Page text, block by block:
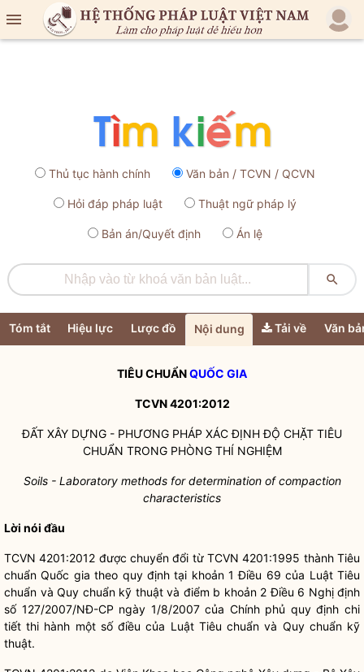

Thủ tục hành chính Văn bản / TCVN / QCVN
Hỏi đáp pháp luật Thuật ngữ pháp lý
Bản án/Quyết định Án lệ

Tóm tắt Hiệu lực Lược đồ Nội dung Tải về Văn
TIÊU CHUẨNQUỐC GIA
TCVN 4201:2012
ĐẤT XÂY DỰNG - PHƯƠNG PHÁP XÁC ĐỊNH ĐỘ CHẶT TIÊU
CHUẨN TRONG PHÒNG THÍ NGHIỆM
Soils - Laboratory methods for determination of compaction
characteristics
Lời nói đầu
TCVN 4201:2012 được chuyển đổi từ TCVN 4201:1995 thành Tiêu
chuẩnQuốc gia theo quy định tại khoản 1 Điều 69 của Luật Tiêu
chuẩn và Quy chuẩn kỹ thuật và điểm b khoản 2 Điều 6 Nghị định
số 127/2007/NĐ-CP ngày 1/8/2007 của Chính phủ quy định chi
tiết thi hành một số điều của Luật Tiêu chuẩn và Quy chuẩn kỹ
thuật.